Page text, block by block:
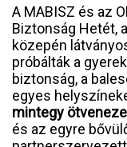
A MABISZ és az
Biztonság Hetét,
közepén
próbálták a
biztonság, a
egyes
mintegy
és az egyre